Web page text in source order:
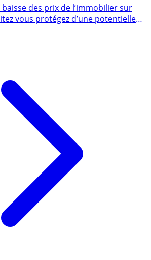
des prix de l’immobilier sur
vous protégez d’une potentielle